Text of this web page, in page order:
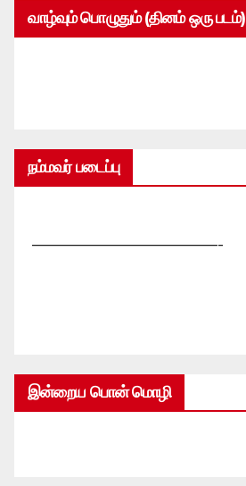
வாழ்வும் பொழுதும் (தினம் ஒரு படம்)
நம்மவர் படைப்பு
—————————————-
இன்றைய பொன் மொழி